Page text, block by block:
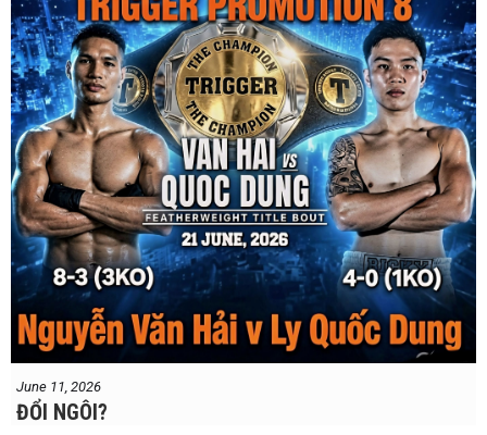
June 11, 2026
ĐỔI NGÔI?